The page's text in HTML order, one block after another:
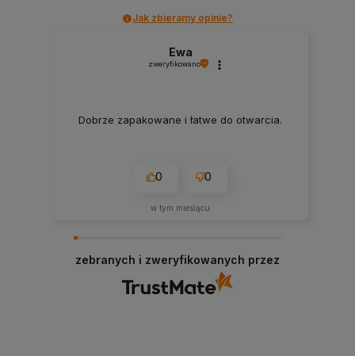
Jak zbieramy opinie?
Ewa
zweryfikowano
Dobrze zapakowane i łatwe do otwarcia.
0 0
w tym miesiącu
zebranych i zweryfikowanych przez